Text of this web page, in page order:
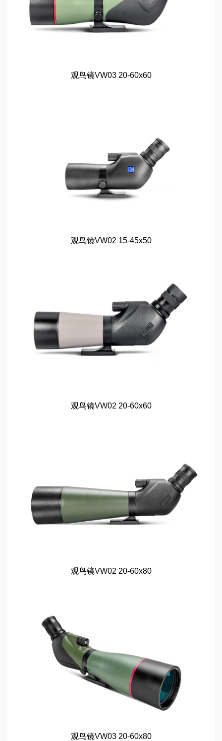
观鸟镜VW03 20-60x60
观鸟镜VW02 15-45x50
观鸟镜VW02 20-60x60
观鸟镜VW02 20-60x80
观鸟镜VW03 20-60x80